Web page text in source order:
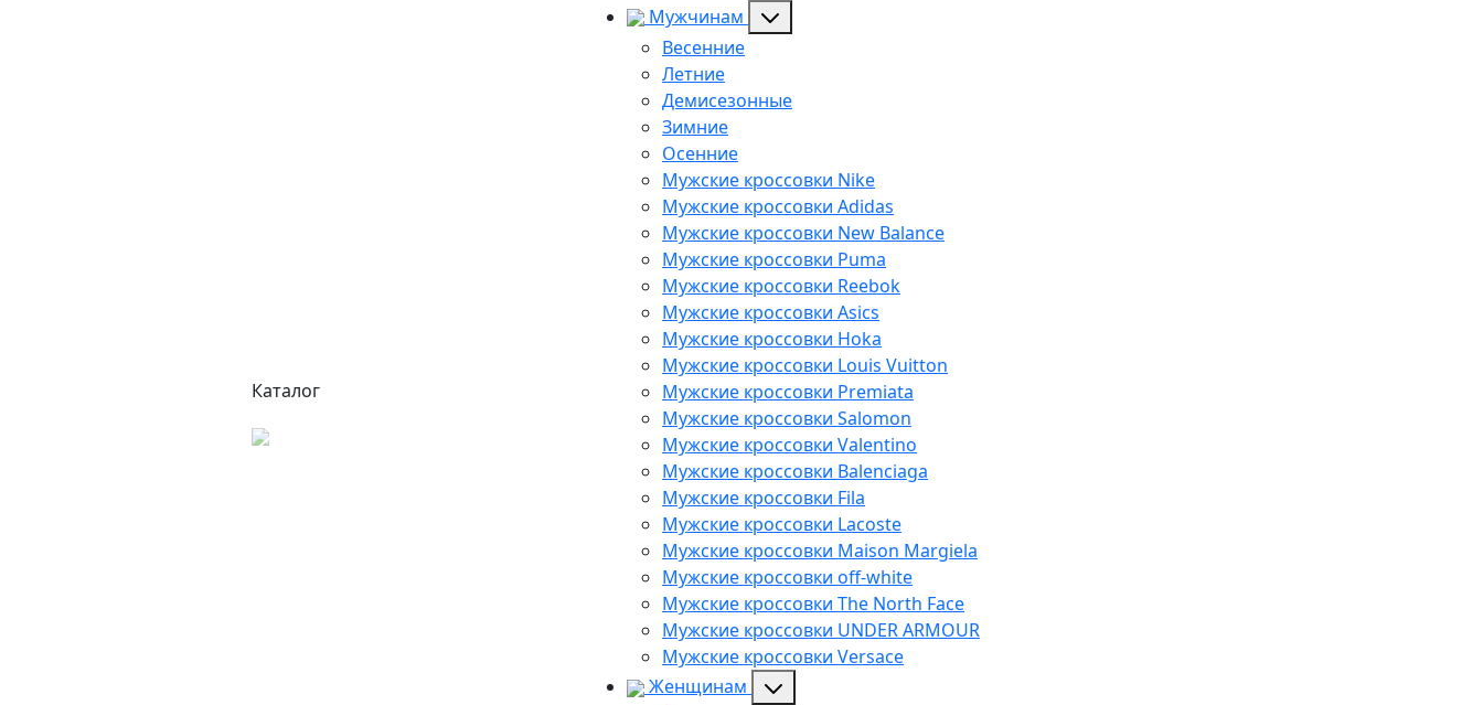
Каталог
Мужчинам
Весенние
Летние
Демисезонные
Зимние
Осенние
Мужские кроссовки Nike
Мужские кроссовки Adidas
Мужские кроссовки New Balance
Мужские кроссовки Puma
Мужские кроссовки Reebok
Мужские кроссовки Asics
Мужские кроссовки Hoka
Мужские кроссовки Louis Vuitton
Мужские кроссовки Premiata
Мужские кроссовки Salomon
Мужские кроссовки Valentino
Мужские кроссовки Balenciaga
Мужские кроссовки Fila
Мужские кроссовки Lacoste
Мужские кроссовки Maison Margiela
Мужские кроссовки off-white
Мужские кроссовки The North Face
Мужские кроссовки UNDER ARMOUR
Мужские кроссовки Versace
Женщинам